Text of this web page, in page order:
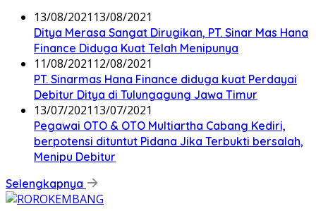
13/08/2021 13/08/2021
Ditya Merasa Sangat Dirugikan, PT. Sinar Mas Hana
Finance Diduga Kuat Telah Menipunya
11/08/2021 12/08/2021
PT. Sinarmas Hana Finance diduga kuat Perdayai
Debitur Ditya di Tulungagung Jawa Timur
13/07/2021 13/07/2021
Pegawai OTO & OTO Multiartha Cabang Kediri,
berpotensi dituntut Pidana Jika Terbukti bersalah,
Menipu Debitur
Selengkapnya